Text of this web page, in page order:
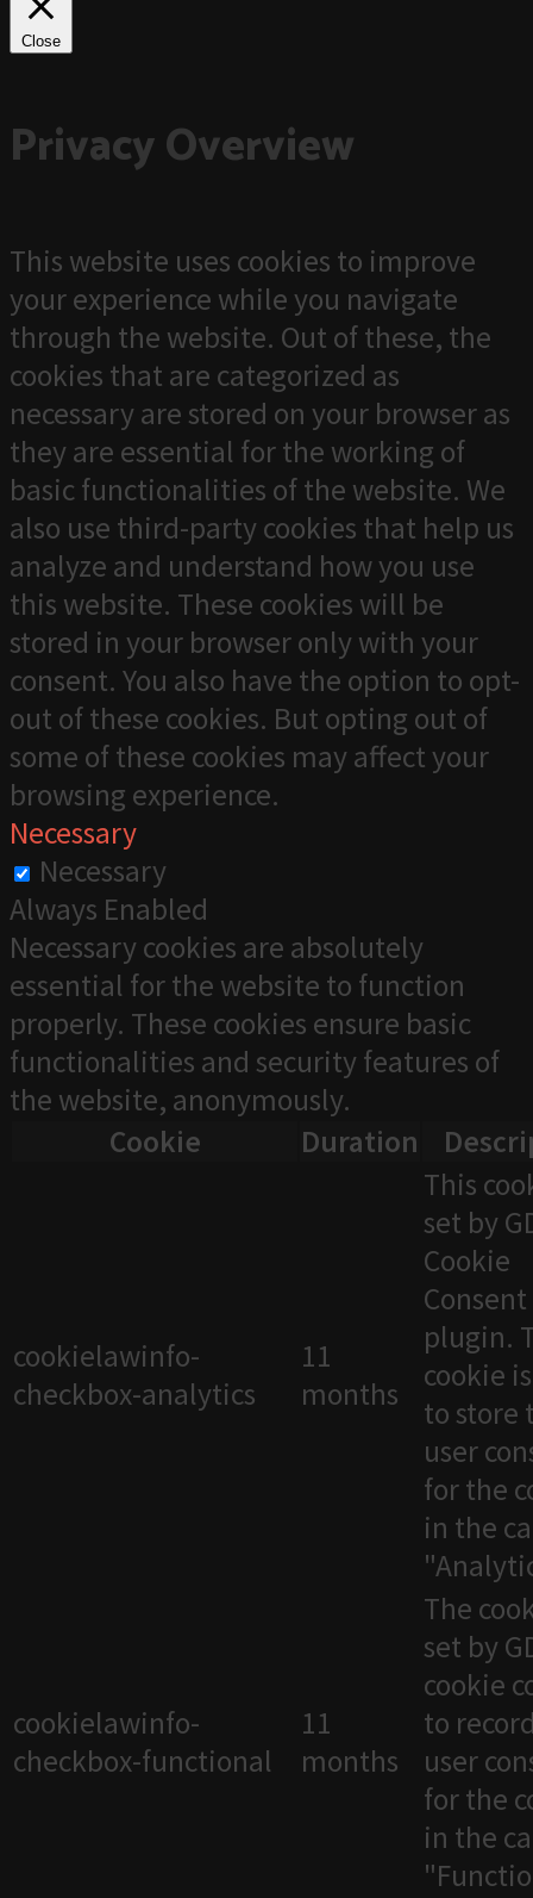
Close
Privacy Overview
This website uses cookies to improve
your experience while you navigate
through the website. Out of these, the
cookies that are categorized as
necessary are stored on your browser as
they are essential for the working of
basic functionalities of the website. We
also use third-party cookies that help us
analyze and understand how you use
this website. These cookies will be
stored in your browser only with your
consent. You also have the option to opt-
out of these cookies. But opting out of
some of these cookies may affect your
browsing experience.
Necessary
Necessary
Always Enabled
Necessary cookies are absolutely
essential for the website to function
properly. These cookies ensure basic
functionalities and security features of
the website, anonymously.
Cookie
Duration
cookielawinfo-
checkbox-analytics
11
months
This
set by
Cookie
Consent
plugin.
cookie
to store
user
for the
in the
cookielawinfo-
checkbox-functional
11
months
The
set by
cookie
to
user
for the
in the